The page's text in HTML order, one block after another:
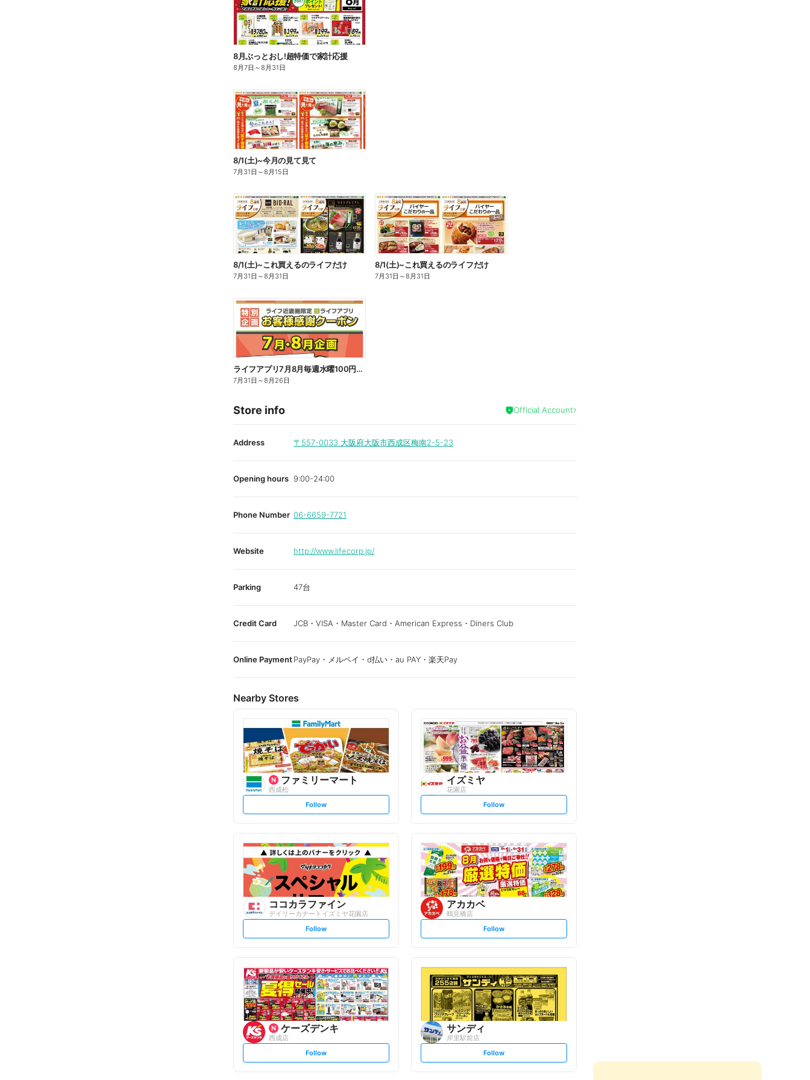
8月ぶっとおし!超特価で家計応援
8月7日 ～8月31日
8/1(土)~今月の見て見て
7月31日 ～8月15日
8/1(土)~これ買えるのライフだけ
7月31日 ～8月31日
8/1(土)~これ買えるのライフだけ
7月31日 ～8月31日
ライフアプリ7月8月毎週水曜100円オフ
7月31日 ～8月26日
Store info Official Account
Address 〒557-0033 大阪府大阪市西成区梅南2-5-23
Opening hours 9:00-24:00
Phone Number 06-6659-7721
Website http://www.lifecorp.jp/
Parking 47台
Credit Card JCB・VISA・Master Card・American Express・Diners Club
Online PaymentPayPay・メルペイ・d払い・au PAY・楽天Pay
Nearby Stores
ファミリーマート
西成松
s
t
l
o
w
Follow
イズミヤ
花園店
s
t
l
o
w
Follow
ココカラファイン
デイリーカナートイズミヤ花園店
s
t
l
o
w
Follow
アカカベ
鶴見橋店
s
t
l
o
w
Follow
ケーズデンキ
西成店
s
t
Follow
サンディ
岸里駅前店
s
t
Follow